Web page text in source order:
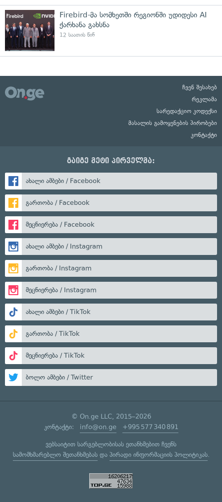
Firebird-მა სომხეთში რეგიონში უდიდესი AI
ქარხანა გახსნა
12 საათის წინ
ჩვენ შესახებ
რეკლამა
სარედაქციო კოდექსი
მასალის გამოყენების პირობები
კონტაქტი
გაიგე მეტი პირველმა:
ახალი ამბები / Facebook
გართობა / Facebook
მეცნიერება / Facebook
ახალი ამბები / Instagram
გართობა / Instagram
მეცნიერება / Instagram
ახალი ამბები / TikTok
გართობა / TikTok
მეცნიერება / TikTok
ბოლო ამბები / Twitter
© On.ge LLC, 2015–2026
კონტაქტი: info@on.ge +995 577 340 891
ვებსაიტით სარგებლობისას ეთანხმებით ჩვენს
სამომხმარებლო შეთანხმებასდა პირადი ინფორმაციის პოლიტიკას.